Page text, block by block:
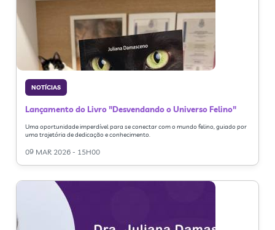
NOTÍCIAS
Lançamento do Livro "Desvendando o Universo Felino"
Uma oportunidade imperdível para se conectar com o mundo felino, guiado por
uma trajetória de dedicação e conhecimento.
09 MAR 2026 - 15H00